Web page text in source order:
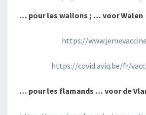
… pour les wallons ; … voor Walen
https://
https://covid.aviq.be/fr/
… pour les flamands … voor de